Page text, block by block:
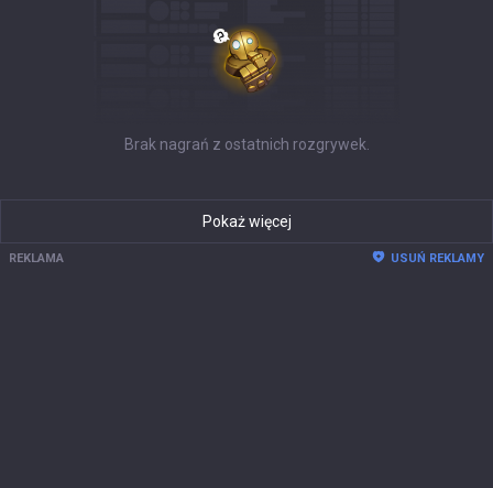
Brak nagrań z ostatnich rozgrywek.
Pokaż więcej
REKLAMA USUŃ REKLAMY